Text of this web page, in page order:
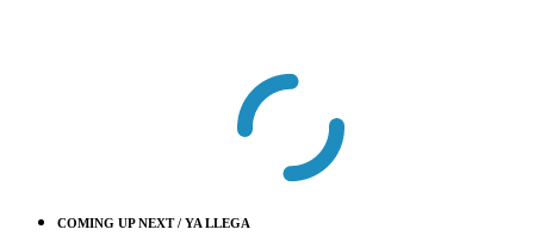
COMING UP NEXT / YA LLEGA